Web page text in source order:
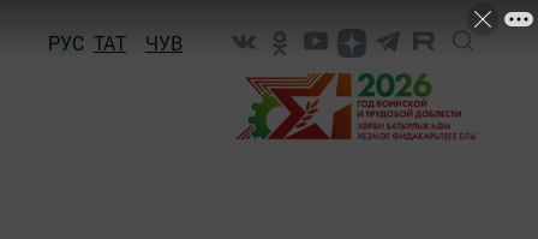
РУС ТАТ ЧУВ